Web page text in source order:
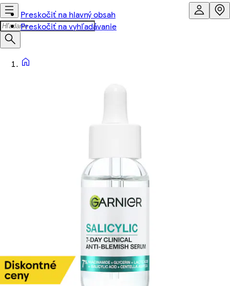
Preskočiť na hlavný obsah
Preskočiť na vyhľadávanie